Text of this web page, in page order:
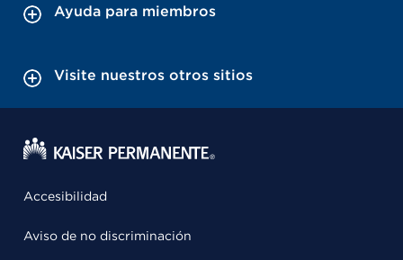
Ayuda para miembros
Visite nuestros otros sitios
Accesibilidad
Aviso de no discriminación